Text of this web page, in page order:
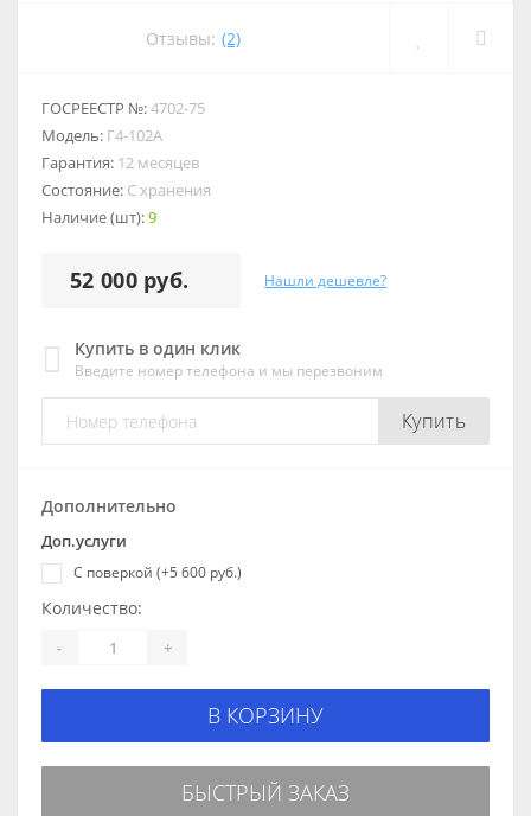
Отзывы: (2)
ГОСРЕЕСТР №:4702-75
Модель: Г4-102А
Гарантия: 12 месяцев
Состояние: С хранения
Наличие (шт):9
52 000 руб. Нашли дешевле?
Купить в один клик
Введите номер телефона и мы перезвоним
Купить
Дополнительно
Доп.услуги
С поверкой (+5 600 руб.)
Количество:
- +
В КОРЗИНУ
БЫСТРЫЙ ЗАКАЗ